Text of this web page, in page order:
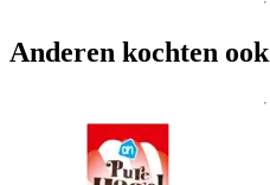
Anderen kochten ook